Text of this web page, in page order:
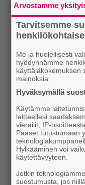
Arvostamme
Tarvitsemme
Me ja huolellisesti
hyödynnämme
käyttäjäkokemuksen
mainoksia.
Hyväksymällä
Käytämme
laitteellesi
vierailit, IP-
Pääset tutustumaan
Hylkääminen voi
käytettävyyteen.
Jotkin
suostumusta, jos